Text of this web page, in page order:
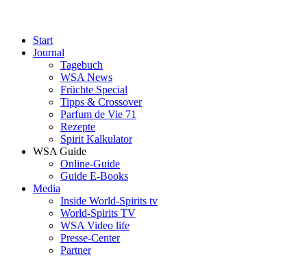
Start
Journal
Tagebuch
WSA News
Früchte Special
Tipps & Crossover
Parfum de Vie 71
Rezepte
Spirit Kalkulator
WSA Guide
Online-Guide
Guide E-Books
Media
Inside World-Spirits tv
World-Spirits TV
WSA Video life
Presse-Center
Partner